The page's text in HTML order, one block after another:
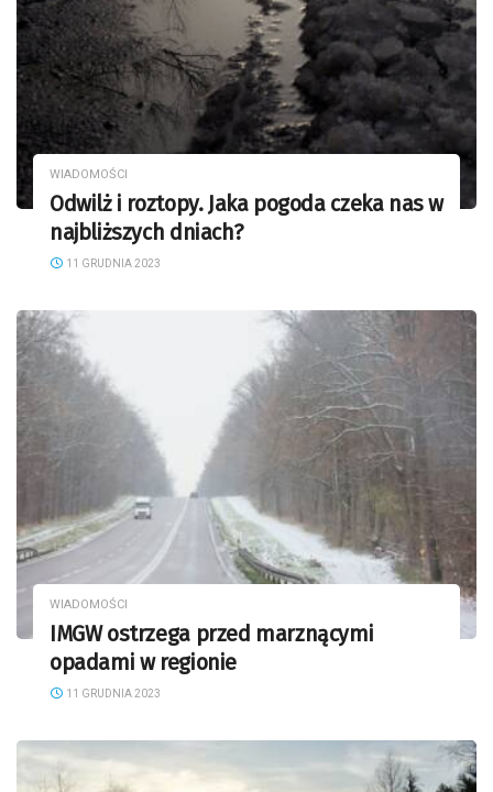
WIADOMOŚCI
Odwilż i roztopy. Jaka pogoda czeka nas w
najbliższych dniach?
11 GRUDNIA 2023
WIADOMOŚCI
IMGW ostrzega przed marznącymi
opadami w regionie
11 GRUDNIA 2023